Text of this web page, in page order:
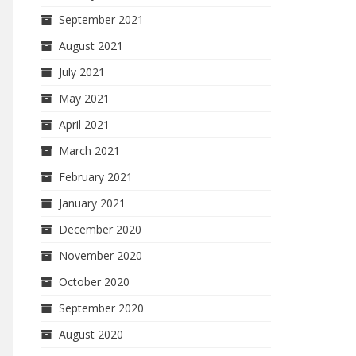
September 2021
August 2021
July 2021
May 2021
April 2021
March 2021
February 2021
January 2021
December 2020
November 2020
October 2020
September 2020
August 2020